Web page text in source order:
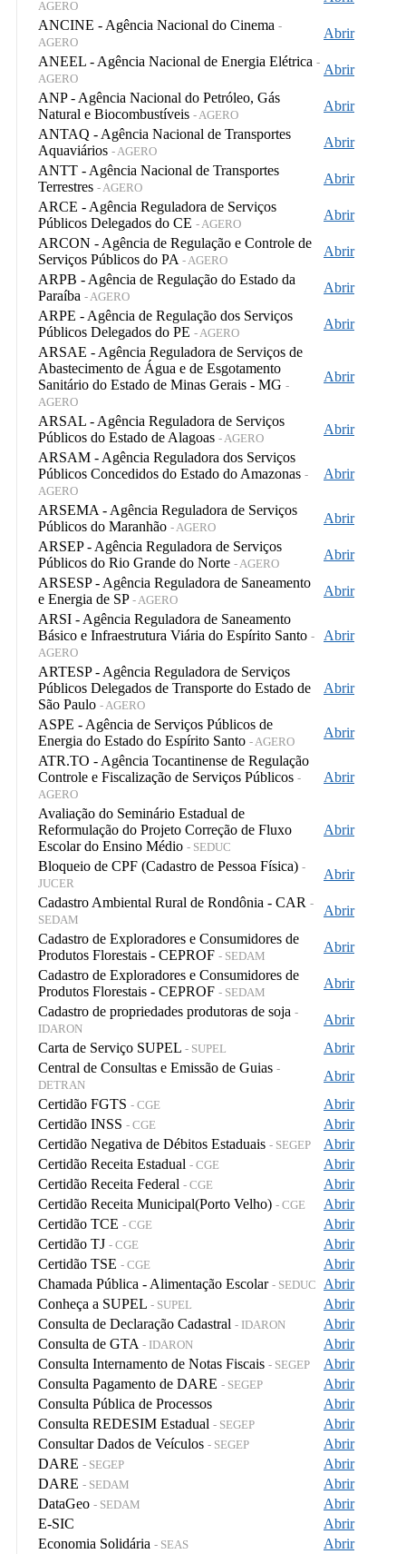
AGERO
ANCINE - Agência Nacional do Cinema -
AGERO
Abrir
ANEEL - Agência Nacional de Energia Elétrica -
AGERO
Abrir
ANP - Agência Nacional do Petróleo, Gás
Natural e Biocombustíveis - AGERO
Abrir
ANTAQ - Agência Nacional de Transportes
Aquaviários - AGERO
Abrir
ANTT - Agência Nacional de Transportes
Terrestres - AGERO
Abrir
ARCE - Agência Reguladora de Serviços
Públicos Delegados do CE - AGERO
Abrir
ARCON - Agência de Regulação e Controle de
Serviços Públicos do PA - AGERO
Abrir
ARPB - Agência de Regulação do Estado da
Paraíba - AGERO
Abrir
ARPE - Agência de Regulação dos Serviços
Públicos Delegados do PE - AGERO
Abrir
ARSAE - Agência Reguladora de Serviços de
Abastecimento de Água e de Esgotamento
Sanitário do Estado de Minas Gerais - MG -
AGERO
Abrir
ARSAL - Agência Reguladora de Serviços
Públicos do Estado de Alagoas - AGERO
Abrir
ARSAM - Agência Reguladora dos Serviços
Públicos Concedidos do Estado do Amazonas -
AGERO
Abrir
ARSEMA - Agência Reguladora de Serviços
Públicos do Maranhão - AGERO
Abrir
ARSEP - Agência Reguladora de Serviços
Públicos do Rio Grande do Norte - AGERO
Abrir
ARSESP - Agência Reguladora de Saneamento
e Energia de SP - AGERO
Abrir
ARSI - Agência Reguladora de Saneamento
Básico e Infraestrutura Viária do Espírito Santo -
AGERO
Abrir
ARTESP - Agência Reguladora de Serviços
Públicos Delegados de Transporte do Estado de
São Paulo - AGERO
Abrir
ASPE - Agência de Serviços Públicos de
Energia do Estado do Espírito Santo - AGERO
Abrir
ATR.TO - Agência Tocantinense de Regulação
Controle e Fiscalização de Serviços Públicos -
AGERO
Abrir
Avaliação do Seminário Estadual de
Reformulação do Projeto Correção de Fluxo
Escolar do Ensino Médio - SEDUC
Abrir
Bloqueio de CPF (Cadastro de Pessoa Física) -
JUCER
Abrir
Cadastro Ambiental Rural de Rondônia - CAR -
SEDAM
Abrir
Cadastro de Exploradores e Consumidores de
Produtos Florestais - CEPROF - SEDAM
Abrir
Cadastro de Exploradores e Consumidores de
Produtos Florestais - CEPROF - SEDAM
Abrir
Cadastro de propriedades produtoras de soja -
IDARON
Abrir
Carta de Serviço SUPEL - SUPEL
Abrir
Central de Consultas e Emissão de Guias -
DETRAN
Abrir
Certidão FGTS - CGE
Abrir
Certidão INSS - CGE
Abrir
Certidão Negativa de Débitos Estaduais - SEGEP
Abrir
Certidão Receita Estadual - CGE
Abrir
Certidão Receita Federal - CGE
Abrir
Certidão Receita Municipal(Porto Velho) - CGE
Abrir
Certidão TCE - CGE
Abrir
Certidão TJ - CGE
Abrir
Certidão TSE - CGE
Abrir
Chamada Pública - Alimentação Escolar - SEDUC
Abrir
Conheça a SUPEL - SUPEL
Abrir
Consulta de Declaração Cadastral - IDARON
Abrir
Consulta de GTA - IDARON
Abrir
Consulta Internamento de Notas Fiscais - SEGEP
Abrir
Consulta Pagamento de DARE - SEGEP
Abrir
Consulta Pública de Processos
Abrir
Consulta REDESIM Estadual - SEGEP
Abrir
Consultar Dados de Veículos - SEGEP
Abrir
DARE - SEGEP
Abrir
DARE - SEDAM
Abrir
DataGeo - SEDAM
Abrir
E-SIC
Abrir
Economia Solidária - SEAS
Abrir